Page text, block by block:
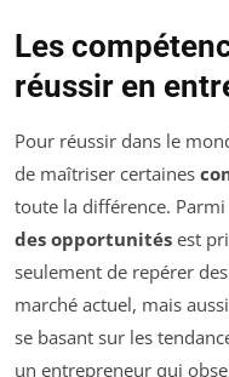
Les
réussir en
Pour réussir dans le
de maîtriser certaines
toute la différence. Parmi
des opportunités est
seulement de repérer
marché actuel, mais
se basant sur les
un entrepreneur qui